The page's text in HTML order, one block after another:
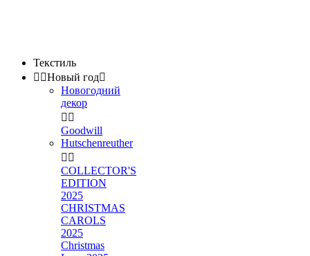
Текстиль
 Новый год
Новогодний
декор
 
Goodwill
Hutschenreuther
 
COLLECTOR'S
EDITION
2025
CHRISTMAS
CAROLS
2025
Christmas